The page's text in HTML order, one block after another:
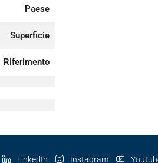
Paese
Superficie
Riferimento
LinkedIn Instagram